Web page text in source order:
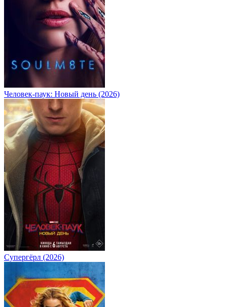
Человек-паук: Новый день (2026)
Супергёрл (2026)